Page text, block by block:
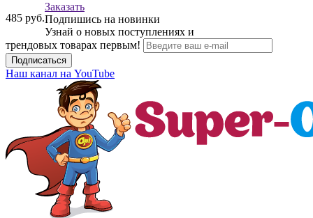
485 руб.
Заказать
Подпишись на новинки
Узнай о новых поступлениях и
трендовых товарах первым!
Подписаться
Наш канал на YouTube